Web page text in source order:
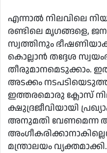
എന്നാല്‍ നിലവിലെ
രണ്ടിലെ മൃഗങ്ങളെ,
സ്വത്തിനും
കൊല്ലാന്‍ തദ്ദേശ
തീരുമാനമെടുക്കാം.
അടക്കം
ഇത്തരമൊരു ക്ലോസ്
ക്ഷുദ്രജീവിയായി
അനുമതി വേണമെന്ന
മന്ത്രാലയം വ്യക്തമാക്കി.